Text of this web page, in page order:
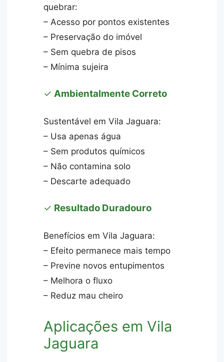
quebrar:
– Acesso por pontos existentes
– Preservação do imóvel
– Sem quebra de pisos
– Mínima sujeira
✓Ambientalmente Correto
Sustentável em Vila Jaguara:
– Usa apenas água
– Sem produtos químicos
– Não contamina solo
– Descarte adequado
✓ Resultado Duradouro
Benefícios em Vila Jaguara:
– Efeito permanece mais tempo
– Previne novos entupimentos
– Melhora o fluxo
– Reduz mau cheiro
Aplicações em Vila
Jaguara